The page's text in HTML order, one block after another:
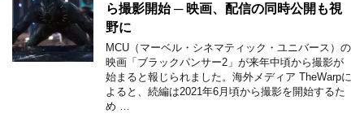
ら撮影開始 ─ 映画、配信の同時公開も視
野に
MCU（マーベル・シネマティック・ユニバース）の
映画「ブラックパンサー2」が来年中頃から撮影が
始まると報じられました。海外メディア TheWarpに
よると、続編は2021年6月頃から撮影を開始するた
め …